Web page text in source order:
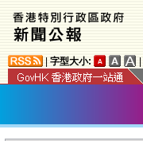
字型大小: